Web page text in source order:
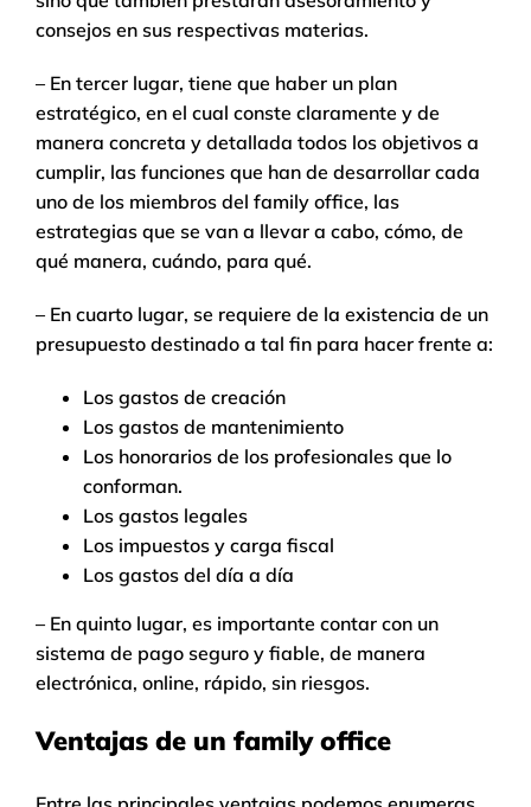
consejos en sus respectivas materias.
– En tercer lugar, tiene que haber un plan
estratégico, en el cual conste claramente y de
manera concreta y detallada todos los objetivos a
cumplir, las funciones que han de desarrollar cada
uno de los miembros del family office, las
estrategias que se van a llevar a cabo, cómo, de
qué manera, cuándo, para qué.
– En cuarto lugar, se requiere de la existencia de un
presupuesto destinado a tal fin para hacer frente a:
Los gastos de creación
Los gastos de mantenimiento
Los honorarios de los profesionales que lo
conforman.
Los gastos legales
Los impuestos y carga fiscal
Los gastos del día a día
– En quinto lugar, es importante contar con un
sistema de pago seguro y fiable, de manera
electrónica, online, rápido, sin riesgos.
Ventajas de un family office